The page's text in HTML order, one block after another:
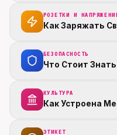
РОЗЕТКИ И
Как Заряжать
БЕЗОПАСНОСТЬ
Что Стоит
КУЛЬТУРА
Как Устроена
ЭТИКЕТ